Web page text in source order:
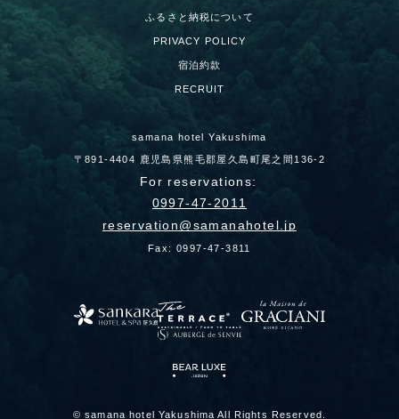
ふるさと納税について
PRIVACY POLICY
宿泊約款
RECRUIT
samana hotel Yakushima
〒891-4404 鹿児島県熊毛郡屋久島町尾之間136-2
For reservations:
0997-47-2011
reservation
samanahotel.jp
Fax: 0997-47-3811
© samana hotel Yakushima All Rights Reserved.